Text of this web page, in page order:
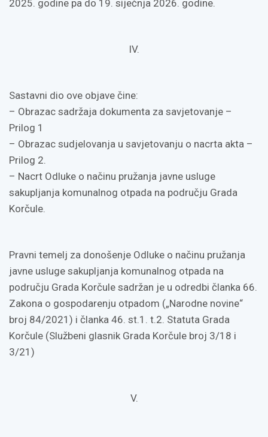
2025. godine pa do 19. siječnja 2026. godine.
IV.
Sastavni dio ove objave čine:
– Obrazac sadržaja dokumenta za savjetovanje –
Prilog 1
– Obrazac sudjelovanja u savjetovanju o nacrta akta –
Prilog 2.
– Nacrt Odluke o načinu pružanja javne usluge
sakupljanja komunalnog otpada na području Grada
Korčule.
Pravni temelj za donošenje Odluke o načinu pružanja
javne usluge sakupljanja komunalnog otpada na
području Grada Korčule sadržan je u odredbi članka 66.
Zakona o gospodarenju otpadom („Narodne novine“
broj 84/2021) i članka 46. st.1. t.2. Statuta Grada
Korčule (Službeni glasnik Grada Korčule broj 3/18 i
3/21)
V.